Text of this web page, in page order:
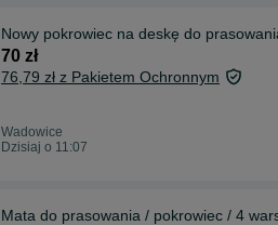
Nowy pokrowiec na deskę do
70 zł
76,79 zł z Pakietem Ochronnym
Wadowice
Dzisiaj o 11:07
Mata do prasowania / pokrowiec / 4